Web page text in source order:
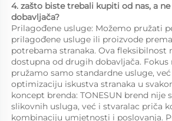
4. zašto biste trebali kupiti od nas, a
dobavljača?
Prilagođene usluge: Možemo pružati
prilagođene usluge ili proizvode
potrebama stranaka. Ova fleksibilnost
dostupna od drugih dobavljača. Fokus
pružamo samo standardne usluge,
optimizaciju iskustva stranaka u
koncept brenda: TONESUN brend nije
slikovnih usluga, već i stvaralac priča
kombinaciju umjetnosti i poslovanja.